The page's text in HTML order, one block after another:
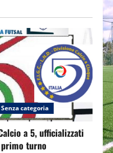
Senza categoria
a 5, ufficializzati
turno